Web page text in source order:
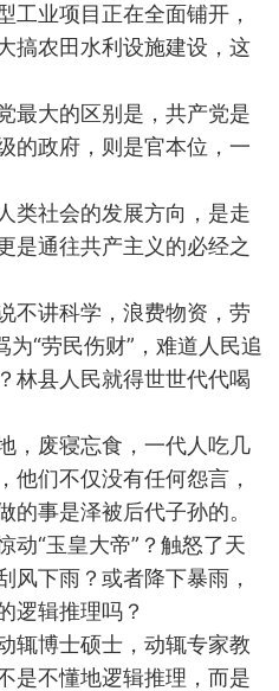
工业项目正在全面铺开，
搞农田水利设施建设，这
最大的区别是，共产党是
的政府，则是官本位，一
类社会的发展方向，是走
是通往共产主义的必经之
不讲科学，浪费物资，劳
为“劳民伤财”，难道人民追
林县人民就得世世代代喝
，废寝忘食，一代人吃几
他们不仅没有任何怨言，
的事是泽被后代子孙的。
动“玉皇大帝”？触怒了天
风下雨？或者降下暴雨，
逻辑推理吗？
辄博士硕士，动辄专家教
是不懂地逻辑推理，而是